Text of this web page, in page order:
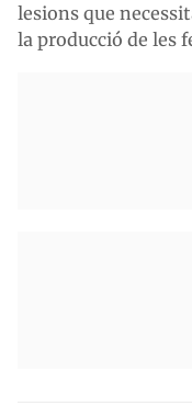
lesions que
la producció de les